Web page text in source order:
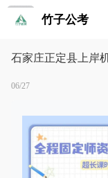
竹子公考
石家庄正定县上岸
06/27